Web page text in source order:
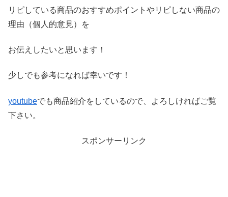
リピしている商品のおすすめポイントやリピしない商品の
理由（個人的意見）を
お伝えしたいと思います！
少しでも参考になれば幸いです！
youtubeでも商品紹介をしているので、よろしければご覧
下さい。
スポンサーリンク